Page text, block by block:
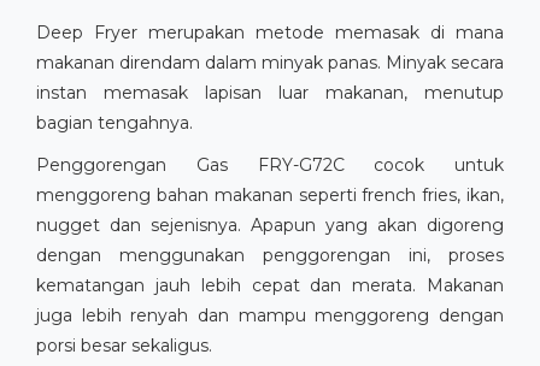
Deep Fryer merupakan metode memasak di mana
makanan direndam dalam minyak panas. Minyak secara
instan memasak lapisan luar makanan, menutup
bagian tengahnya.
Penggorengan Gas FRY-G72C cocok untuk
menggoreng bahan makanan seperti french fries, ikan,
nugget dan sejenisnya. Apapun yang akan digoreng
dengan menggunakan penggorengan ini, proses
kematangan jauh lebih cepat dan merata. Makanan
juga lebih renyah dan mampu menggoreng dengan
porsi besar sekaligus.